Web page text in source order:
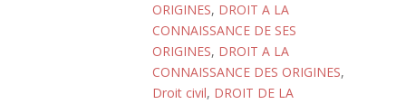
ORIGINES, DROIT A LA
CONNAISSANCE DE SES
ORIGINES, DROIT A LA
CONNAISSANCE DES ORIGINES,
Droit civil, DROIT DE LA